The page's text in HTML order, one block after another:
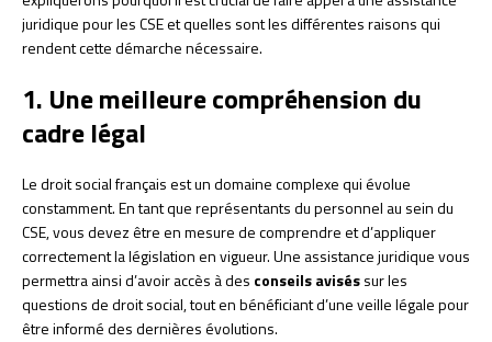
juridique pour les CSE et quelles sont les différentes raisons qui
rendent cette démarche nécessaire.
1. Une meilleure compréhension du
cadre légal
Le droit social français est un domaine complexe qui évolue
constamment. En tant que représentants du personnel au sein du
CSE, vous devez être en mesure de comprendre et d’appliquer
correctement la législation en vigueur. Une assistance juridique vous
permettra ainsi d’avoir accès à des conseils aviséssur les
questions de droit social, tout en bénéficiant d’une veille légale pour
être informé des dernières évolutions.